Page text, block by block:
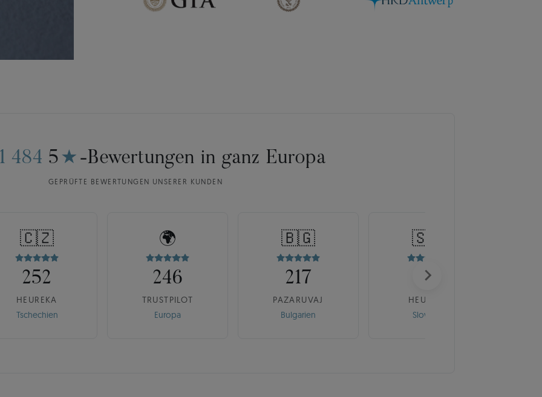
484 5 ★ -Bewertungen in ganz Europa
GEPRÜFTE BEWERTUNGEN UNSERER KUNDEN
🇨🇿
252
HEUREKA
Tschechien
🌍
246
TRUSTPILOT
Europa
🇧🇬
217
PAZARUVAJ
Bulgarien
🇸🇰
175
HEUREKA
Slowakei